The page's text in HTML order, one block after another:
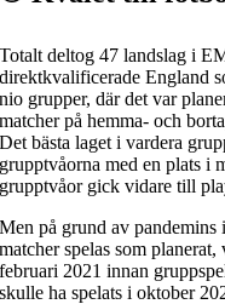
Totalt deltog 47 landslag i
direktkvalificerade England
nio grupper, där det var
matcher på hemma- och
Det bästa laget i vardera
grupptvåorna med en plats i
grupptvåor gick vidare till
Men på grund av
matcher spelas som
februari 2021 innan
skulle ha spelats i oktober